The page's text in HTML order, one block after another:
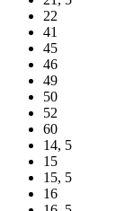
22
41
45
46
49
50
52
60
14, 5
15
15, 5
16